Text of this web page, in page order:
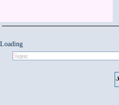
Loading